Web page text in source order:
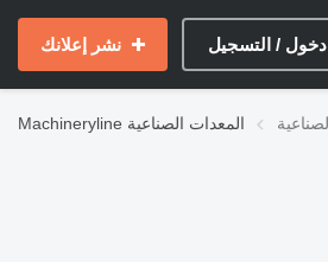
دخول / التسجيل نشر إعلانك
Machineryline المعدات الصناعية